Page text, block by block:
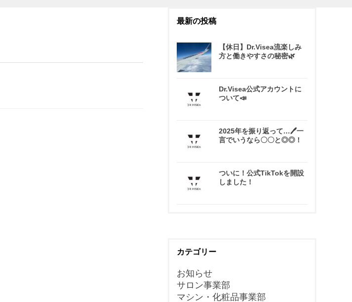
最新の投稿
【休日】Dr.Visea流楽しみ
方と働きやすさの秘密🌿
Dr.Visea公式アカウントに
ついて📣
2025年を振り返って…🖊一
言でいうなら〇〇と◎◎！
ついに！公式TikTokを開設
しました！
カテゴリー
お知らせ
サロン事業部
マシン・化粧品事業部